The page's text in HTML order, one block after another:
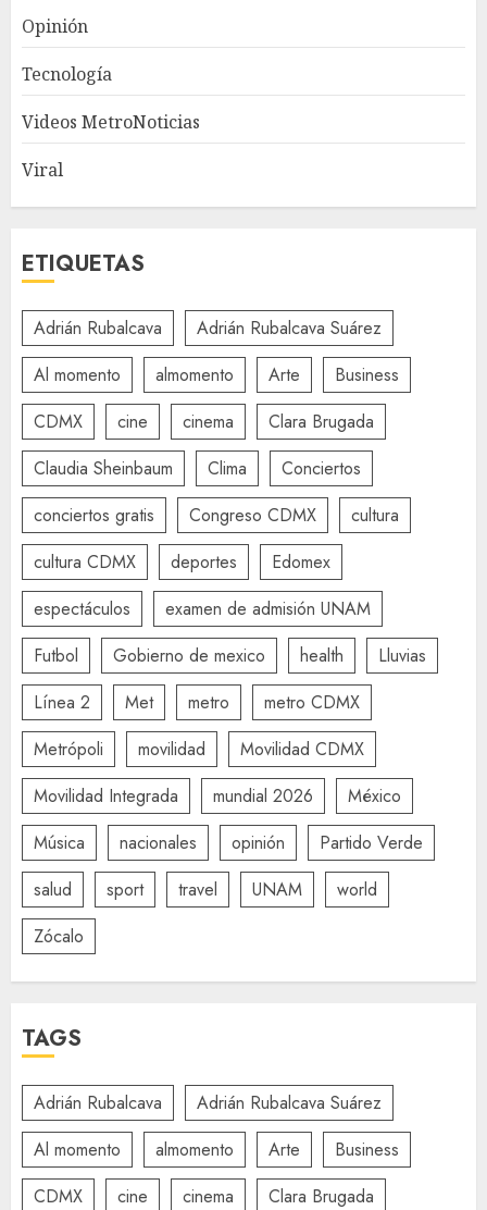
Opinión
Tecnología
Videos MetroNoticias
Viral
ETIQUETAS
Adrián Rubalcava
Adrián Rubalcava Suárez
Al momento
almomento Arte
Business
CDMX
cine cinema
Clara Brugada
Claudia Sheinbaum
Clima
Conciertos
conciertos gratis
Congreso CDMX
cultura
cultura CDMX
deportes
Edomex
espectáculos
examen de admisión UNAM
Futbol
Gobierno de mexico health
Lluvias
Línea 2
Met metro
metro CDMX
Metrópoli
movilidad
Movilidad CDMX
Movilidad Integrada
mundial 2026
México
Música
nacionales opinión
Partido Verde
salud
sport travel UNAM
world
Zócalo
TAGS
Adrián Rubalcava
Adrián Rubalcava Suárez
Al momento
almomento Arte
Business
CDMX
cine cinema
Clara Brugada